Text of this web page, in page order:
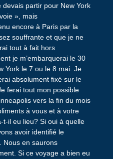
partir pour New York
», mais
encore à Paris par la
souffrante et que je ne
tout à fait hors
je m’embarquerai le 30
York le 7 ou le 8 mai. Je
absolument fixé sur le
ferai tout mon possible
vers la fin du mois
à vous et à votre
t-il eu lieu? Si oui à quelle
avoir identifié le
Nous en saurons
Si ce voyage a bien eu